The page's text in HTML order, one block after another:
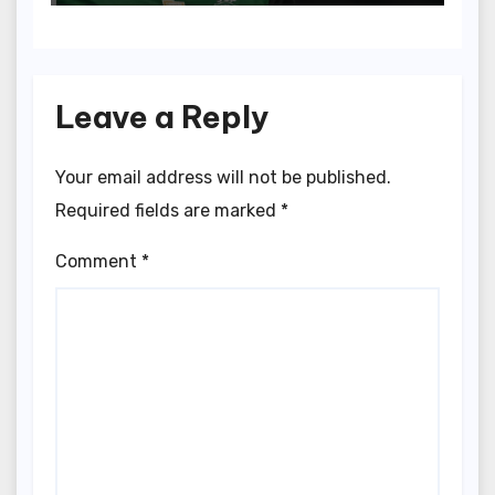
Leave a Reply
Your email address will not be published.
Required fields are marked *
Comment *